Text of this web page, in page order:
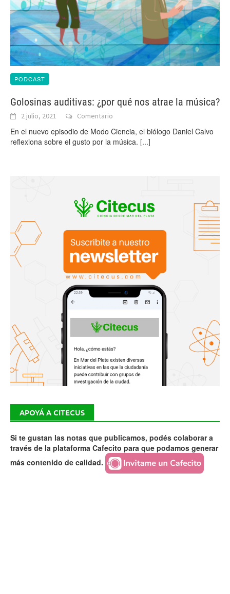
PODCAST
Golosinas auditivas: ¿por qué nos atrae la música?
2 julio, 2021 Comentario
En el nuevo episodio de Modo Ciencia, el biólogo Daniel Calvo
reflexiona sobre el gusto por la música. [...]
APOYÁ A CITECUS
Si te gustan las notas que publicamos, podés colaborar a
través de la plataforma Cafecito para que podamos generar
más contenido de calidad.